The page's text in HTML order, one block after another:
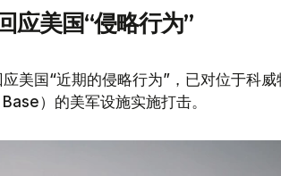
应美国“侵略行为”
美国“近期的侵略行为”，已对位于科
）的美军设施实施打击。